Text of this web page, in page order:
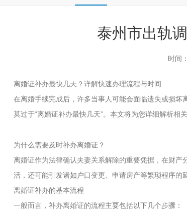
泰州市出轨
时间
离婚证补办最快几天？详解快速办理流程与时间
在离婚手续完成后，许多当事人可能会面临遗失或损
莫过于“离婚证补办最快几天”。本文将为您详细解析相
为什么需要及时补办离婚证？
离婚证作为法律确认夫妻关系解除的重要凭据，在财
活，还可能引发诸如户口变更、申请房产等繁琐程序
离婚证补办的基本流程
一般而言，补办离婚证的流程主要包括以下几个步骤：